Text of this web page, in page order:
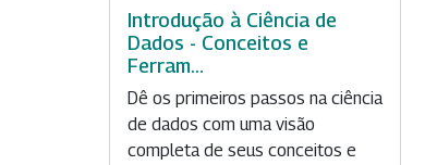
Introdução à Ciência de
Dados - Conceitos e
Ferram...
Dê os primeiros passos na ciência
de dados com uma visão
completa de seus conceitos e